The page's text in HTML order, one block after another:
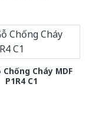
Chống Cháy MDF
P1R4 C1